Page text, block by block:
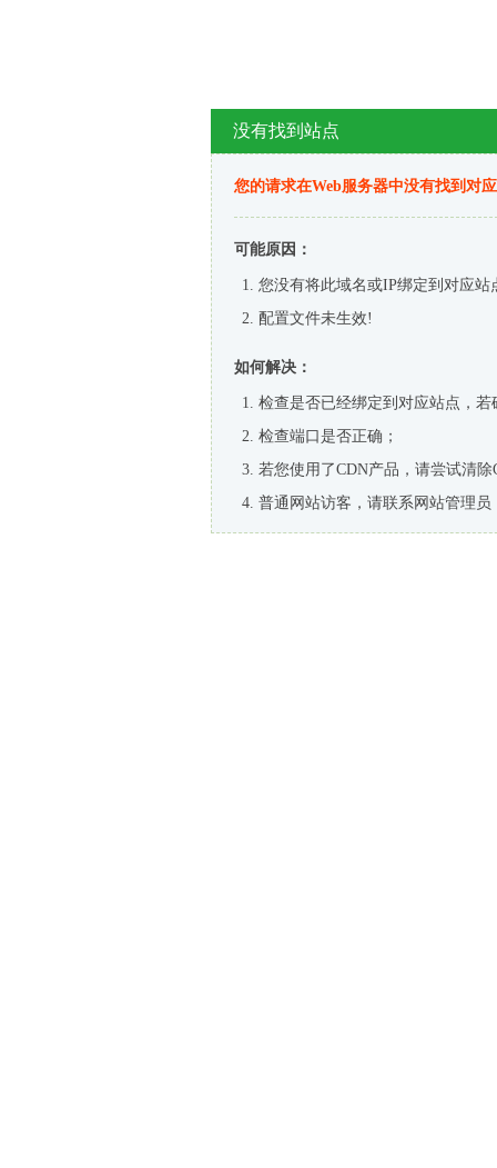
没有找到站点
您的请求在Web服务器中没有找到对
可能原因：
您没有将此域名或IP绑定到对应站
配置文件未生效!
如何解决：
检查是否已经绑定到对应站点，
检查端口是否正确；
若您使用了CDN产品，请尝试清除
普通网站访客，请联系网站管理员